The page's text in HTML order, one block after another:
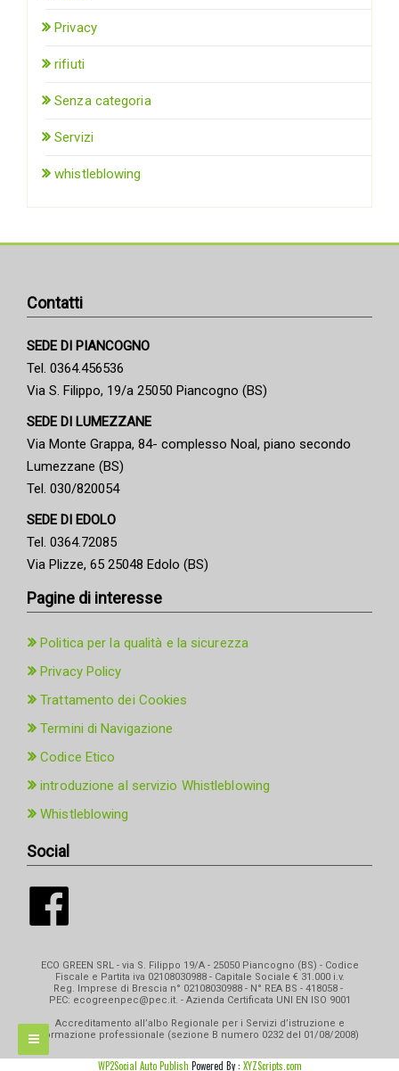
Privacy
rifiuti
Senza categoria
Servizi
whistleblowing
Contatti
SEDE DI PIANCOGNO
Tel. 0364.456536
Via S. Filippo, 19/a 25050 Piancogno (BS)
SEDE DI LUMEZZANE
Via Monte Grappa, 84- complesso Noal, piano secondo
Lumezzane (BS)
Tel. 030/820054
SEDE DI EDOLO
Tel. 0364.72085
Via Plizze, 65 25048 Edolo (BS)
Pagine di interesse
Politica per la qualità e la sicurezza
Privacy Policy
Trattamento dei Cookies
Termini di Navigazione
Codice Etico
introduzione al servizio Whistleblowing
Whistleblowing
Social
ECO GREEN SRL - via S. Filippo 19/A - 25050 Piancogno (BS) - Codice
Fiscale e Partita iva 02108030988 - Capitale Sociale € 31.000 i.v.
Reg. Imprese di Brescia n° 02108030988 - N° REA BS - 418058 -
PEC: ecogreenpec@pec.it. - Azienda Certificata UNI EN ISO 9001
Accreditamento all’albo Regionale per i Servizi d’istruzione e
formazione professionale (sezione B numero 0232 del 01/08/2008)
WP2Social Auto Publish Powered By : XYZScripts.com